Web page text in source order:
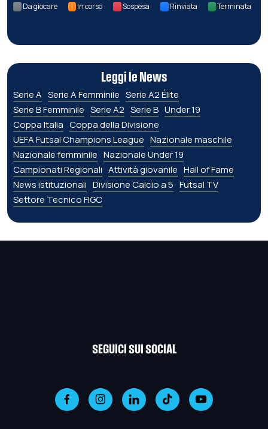
Da giocare In corso Sospesa Rinviata Terminata
Leggi le News
Serie A Serie A Femminile Serie A2 Élite
Serie B Femminile Serie A2 Serie B Under 19
Coppa Italia Coppa della Divisione
UEFA Futsal Champions League Nazionale maschile
Nazionale femminile Nazionale Under 19
Campionati Regionali Attività giovanile Hall of Fame
News istituzionali Divisione Calcio a 5 Futsal TV
Settore Tecnico FIGC
SEGUICI SUI SOCIAL